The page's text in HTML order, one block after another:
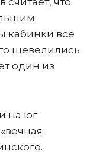
кабинки все
шевелились
один из
на юг